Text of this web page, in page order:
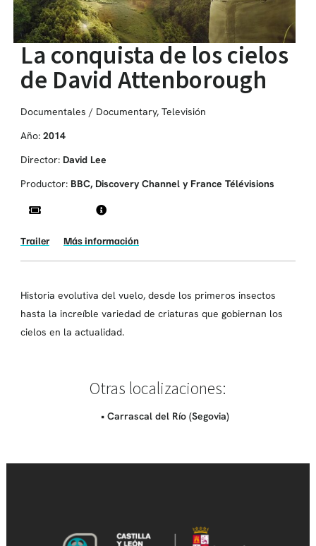
La conquista de los cielos
de David Attenborough
Documentales / Documentary, Televisión
Año: 2014
Director: David Lee
Productor: BBC, Discovery Channel y France Télévisions
Trailer Más información
Historia evolutiva del vuelo, desde los primeros insectos
hasta la increíble variedad de criaturas que gobiernan los
cielos en la actualidad.
Otras localizaciones:
• Carrascal del Río (Segovia)